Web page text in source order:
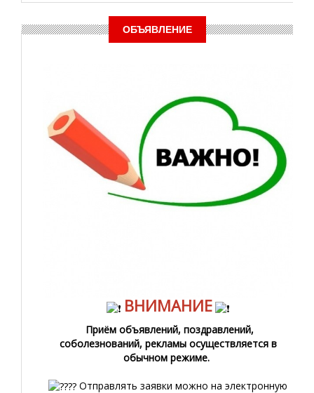
ОБЪЯВЛЕНИЕ
ВНИМАНИЕ
Приём объявлений, поздравлений,
соболезнований, рекламы осуществляется в
обычном режиме.
Отправлять заявки можно на электронную